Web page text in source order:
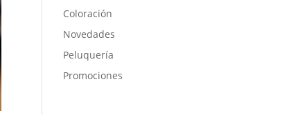
Coloración
Novedades
Peluquería
Promociones